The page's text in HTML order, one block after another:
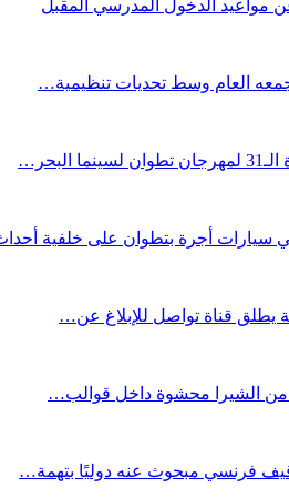
عن مواعيد الدخول المدرسي المقبل
العام وسط تحديات تنظيمية…
سيارات أجرة بتطوان على خلفية
يطلق قناة تواصل للإبلاغ عن…
فرنسي مبحوث عنه دوليًا بتهمة…